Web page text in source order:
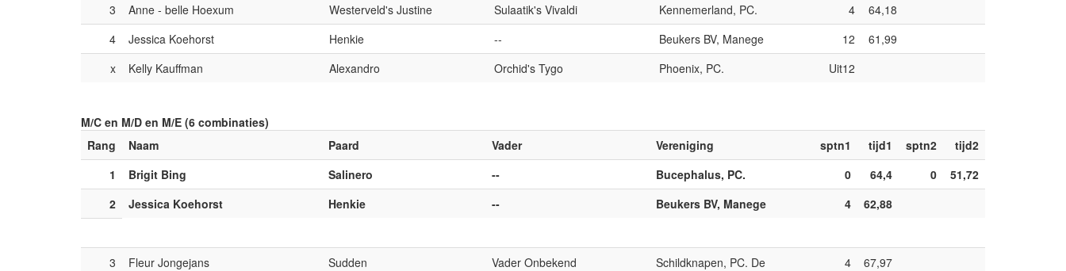
3 Anne - belle Hoexum Westerveld's Justine Sulaatik's Vivaldi Kennemerland, PC. 4
64,18
4
Jessica Koehorst Henkie -- Beukers BV, Manege 12
61,99
x
Kelly Kauffman Alexandro Orchid's Tygo Phoenix, PC. Uit12
M/C en M/D en M/E (6 combinaties)
Rang
Naam Paard Vader Vereniging sptn1 tijd1 sptn2
tijd2
1
Brigit Bing Salinero -- Bucephalus, PC. 0 64,4 0
51,72
2
Jessica Koehorst Henkie -- Beukers BV, Manege 4 62,88
3 Fleur Jongejans Sudden Vader Onbekend Schildknapen, PC. De 4
67,97